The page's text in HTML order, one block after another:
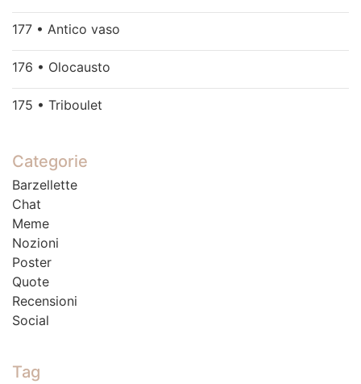
177 • Antico vaso
176 • Olocausto
175 • Triboulet
Categorie
Barzellette
Chat
Meme
Nozioni
Poster
Quote
Recensioni
Social
Tag